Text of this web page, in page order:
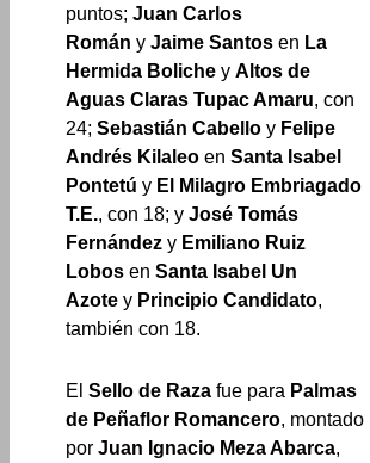
puntos;Juan Carlos
RományJaime Santos en La
Hermida Boliche yAltos de
Aguas Claras Tupac Amaru, con
24;Sebastián Cabello y Felipe
Andrés Kilaleo enSanta Isabel
Pontetú y El Milagro Embriagado
T.E., con 18; yJosé Tomás
Fernándezy Emiliano Ruiz
Lobos enSanta Isabel Un
Azote y Principio Candidato,
también con 18.
ElSello de Raza fue para Palmas
de Peñaflor Romancero, montado
porJuan Ignacio Meza Abarca,